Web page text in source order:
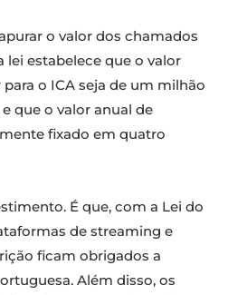
o valor dos chamados
lei estabelece que o valor
o ICA seja de um milhão
que o valor anual de
fixado em quatro
É que, com a Lei do
de streaming e
ficam obrigados a
Além disso, os